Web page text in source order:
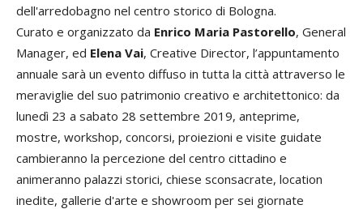
dell'arredobagno nel centro storico di Bologna.
Curato e organizzato da Enrico Maria Pastorello, General
Manager, ed Elena Vai, Creative Director, l’appuntamento
annuale sarà un evento diffuso in tutta la città attraverso le
meraviglie del suo patrimonio creativo e architettonico: da
lunedì 23 a sabato 28 settembre 2019, anteprime,
mostre, workshop, concorsi, proiezioni e visite guidate
cambieranno la percezione del centro cittadino e
animeranno palazzi storici, chiese sconsacrate, location
inedite, gallerie d'arte e showroom per sei giornate